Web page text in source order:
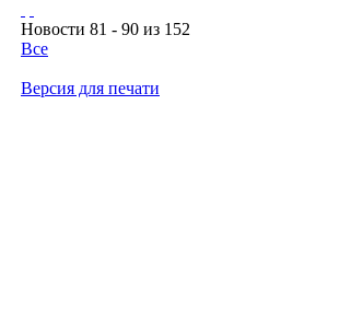
Новости 81 - 90 из 152
Все
Версия для печати